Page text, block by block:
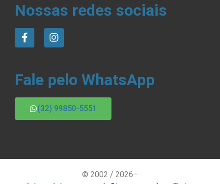
Nossas redes sociais
Fale pelo WhatsApp
(32) 99850-5551
© 2002 / 2026–